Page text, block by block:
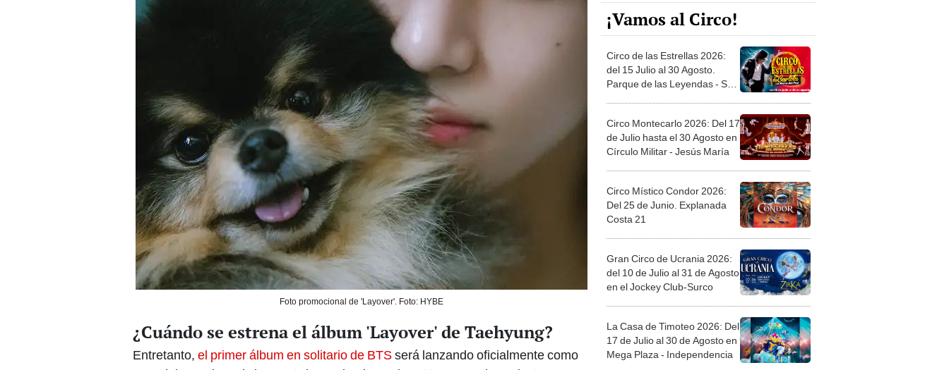
Foto promocional de 'Layover'. Foto: HYBE
¿Cuándo se estrena el álbum 'Layover' de Taehyung?
Entretanto, el primer álbum en solitario de BTSserá lanzando oficialmente como
¡Vamos al Circo!
Circo de las Estrellas 2026:
del 15 Julio al 30 Agosto.
Parque de las Leyendas - San
Circo Montecarlo 2026: Del 17
de Julio hasta el 30 Agosto en
Círculo Militar - Jesús María
Circo Místico Condor 2026:
Del 25 de Junio. Explanada
Costa 21
Gran Circo de Ucrania 2026:
del 10 de Julio al 31 de Agosto
en el Jockey Club-Surco
La Casa de Timoteo 2026: Del
17 de Julio al 30 de Agosto en
Mega Plaza - Independencia